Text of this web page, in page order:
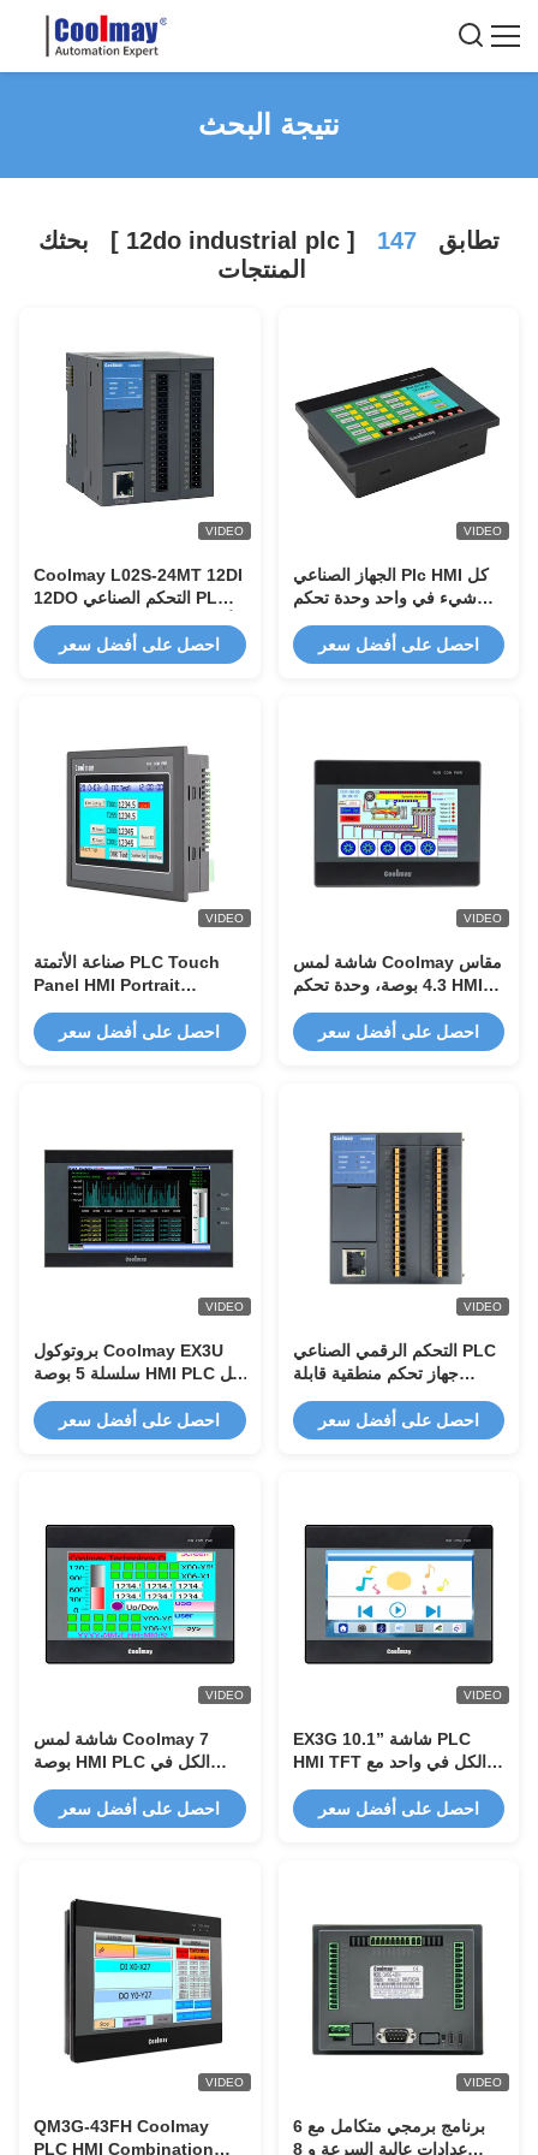
نتيجة البحث
[ 12do industrial plc ] تطابق 147
المنتجات
VIDEO
Coolmay L02S-24MT 12DI
12DO التحكم الصناعي PLC
PLC 24VDC مدخل رقمي
قابل للبرمجة
احصل على أفضل سعر
VIDEO
الجهاز الصناعي Plc HMI كل
شيء في واحد وحدة تحكم
Ethernet 1
احصل على أفضل سعر
VIDEO
صناعة الأتمتة PLC Touch
Panel HMI Portrait
Coolmay PLC HMI
احصل على أفضل سعر
VIDEO
شاشة لمس Coolmay مقاس
4.3 بوصة، وحدة تحكم HMI
في درجة الحرارة PT100 و
12DI 12DO ترحيل للآلات
احصل على أفضل سعر
VIDEO
بروتوكول Coolmay EX3U
سلسلة 5 بوصة HMI PLC كل
12DO و Modbus RTU
للأتمتة الصناعية EX3U-
احصل على أفضل سعر
VIDEO
التحكم الرقمي الصناعي PLC
جهاز تحكم منطقية قابلة
إيثيرنتاحصل على أفضل سعر
VIDEO
شاشة لمس Coolmay 7
بوصة HMI PLC الكل في
تحكم قابلة للبرمجة Modbus
للتحكم الصناعي
احصل على أفضل سعر
VIDEO
EX3G 10.1” شاشة PLC
HMI TFT الكل في واحد مع
ميجابايت و 16 مدخل
تناظري/8 مخرجات تناظرية
احصل على أفضل سعر
VIDEO
QM3G-43FH Coolmay
PLC HMI Combination
VIDEO
برنامج برمجي متكامل مع 6
عدادات عالية السرعة و 8